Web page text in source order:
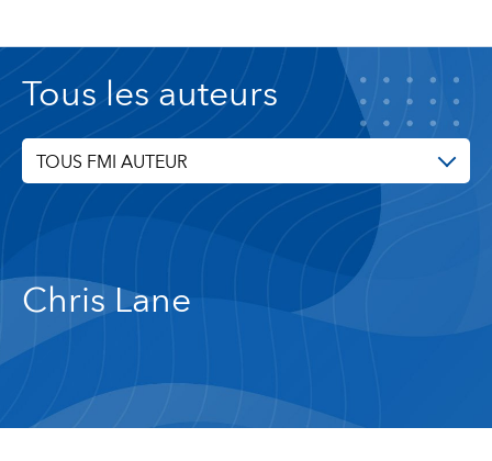
Tous les auteurs
TOUS FMI AUTEUR
Chris Lane